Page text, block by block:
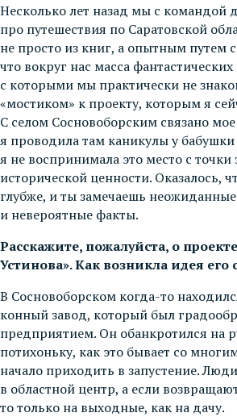
Несколько лет назад мы с командой
про путешествия по Саратовской
не просто из книг, а опытным путем
что вокруг нас масса
с которыми мы практически не
«мостиком» к проекту, которым я
С селом Сосновоборским связано
я проводила там каникулы у
я не воспринимала это место с точки
исторической ценности. Оказалось,
глубже, и ты замечаешь
и невероятные факты.
Расскажите, пожалуйста, о
Устинова». Как возникла идея его
В Сосновоборском когда-то
конный завод, который был
предприятием. Он обанкротился на
потихоньку, как это бывает со
начало приходить в запустение.
в областной центр, а если
то только на выходные, как на дачу.